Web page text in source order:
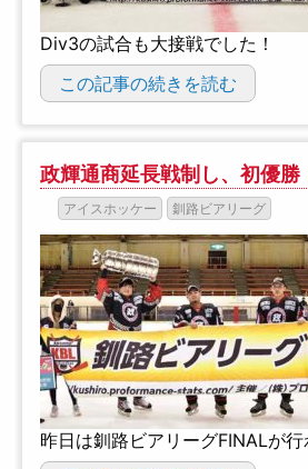
Div3の試合も大接戦でした！
この記事の続きを読む
政輝通商延長戦制し、初優勝
アイスホッケー 釧路ビアリーグ
昨日は釧路ビアリーグFINALが行